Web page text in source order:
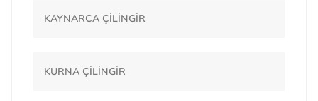
KAYNARCA ÇİLİNGİR
KURNA ÇİLİNGİR